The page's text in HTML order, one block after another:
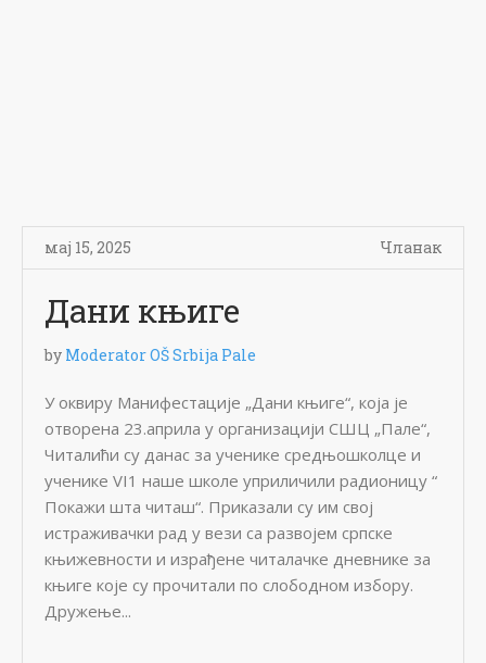
мај 15, 2025 Чланак
Дани књиге
by Moderator OŠ Srbija Pale
У оквиру Манифестације „Дани књиге“, која је
отворена 23.априла у организацији СШЦ „Пале“,
Читалићи су данас за ученике средњошколце и
ученике VI1 наше школе уприличили радионицу “
Покажи шта читаш“. Прикaзали су им свој
истраживачки рад у вези са развојем српске
књижевности и израђене читалачке дневнике за
књиге које су прочитали по слободном избору.
Дружење...